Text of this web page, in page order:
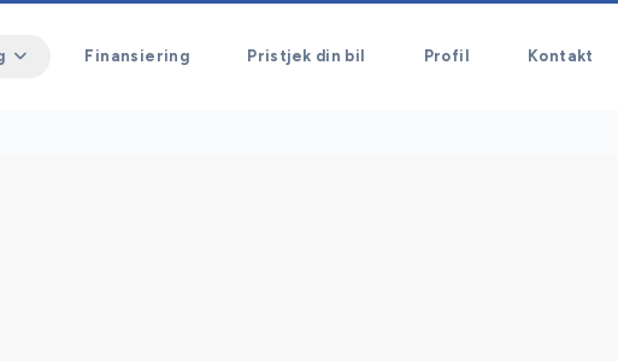
Finansiering Pristjek din bil Profil Kontakt